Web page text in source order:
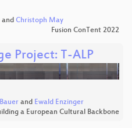
and Christoph May
Fusion ConTent 2022
Project: T-ALP
and Ewald Enzinger
a European Cultural Backbone